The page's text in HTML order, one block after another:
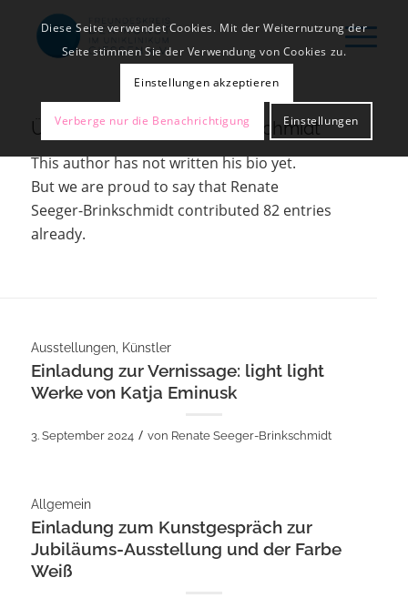
ÜberRenate Seeger-Brinkschmidt
This author has not written his bio yet.
But we are proud to say that Renate
Seeger-Brinkschmidtcontributed 82 entries
already.
Ausstellungen, Künstler
Einladung zur Vernissage: light light
Werke von Katja Eminusk
3. September 2024 / von Renate Seeger-Brinkschmidt
Allgemein
Einladung zum Kunstgespräch zur
Jubiläums-Ausstellung und der Farbe
Weiß
Diese Seite verwendet Cookies. Mit der Weiternutzung der
Seite stimmen Sie der Verwendung von Cookies zu.
Einstellungen akzeptieren
Verberge nur die Benachrichtigung Einstellungen